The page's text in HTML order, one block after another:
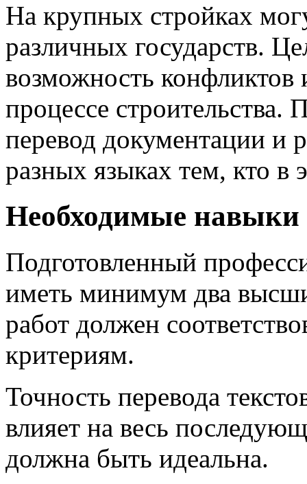
На крупных стройках
различных государств.
возможность конфликтов
процессе
перевод документации и
разных языках тем, кто в
Необходимые навыки
Подготовленный
иметь минимум два
работ должен
критериям.
Точность перевода
влияет на весь
должна быть идеальна.